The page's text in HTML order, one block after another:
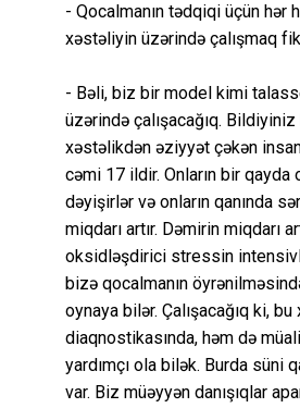
- Qocalmanın tədqiqi üçün hər
xəstəliyin üzərində çalışmaq
- Bəli, biz bir model kimi
üzərində çalışacağıq.
xəstəlikdən əziyyət çəkən
cəmi 17 ildir. Onların bir qayda
dəyişirlər və onların qanında
miqdarı artır. Dəmirin miqdarı
oksidləşdirici stressin
bizə qocalmanın
oynaya bilər. Çalışacağıq ki,
diaqnostikasında, həm də
yardımçı ola bilək. Burda süni
var. Biz müəyyən danışıqlar